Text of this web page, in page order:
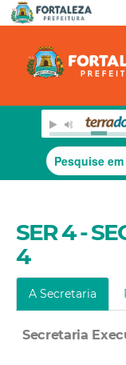
SER 4 -
4
A Secretaria
Secretaria